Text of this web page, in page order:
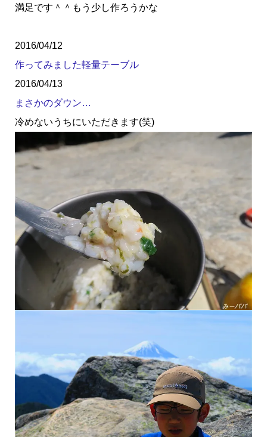
満足です＾＾もう少し作ろうかな
2016/04/12
作ってみました軽量テーブル
2016/04/13
まさかのダウン…
冷めないうちにいただきます(笑)